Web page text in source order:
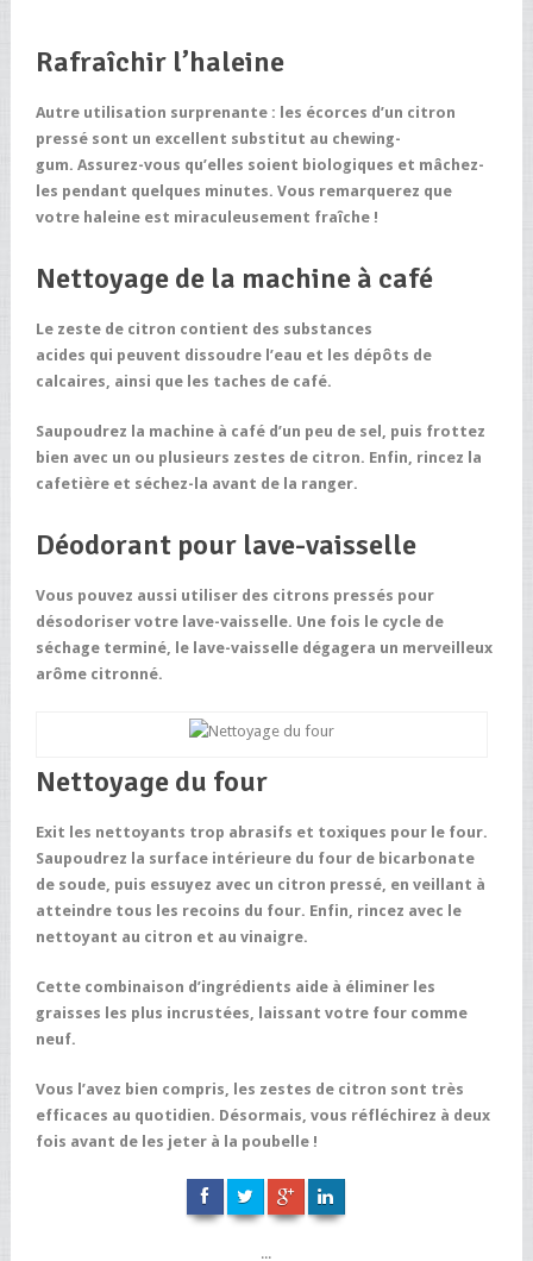
Rafraîchir l’haleine
Autre utilisation surprenante : les écorces d’un citron
pressé sont un excellent substitut au chewing-
gum. Assurez-vous qu’elles soient biologiques et mâchez-
les pendant quelques minutes. Vous remarquerez que
votre haleine est miraculeusement fraîche !
Nettoyage de la machine à café
Le zeste de citron contient des substances
acides qui peuvent dissoudre l’eau et les dépôts de
calcaires, ainsi que les taches de café.
Saupoudrez la machine à café d’un peu de sel, puis frottez
bien avec un ou plusieurs zestes de citron. Enfin, rincez la
cafetière et séchez-la avant de la ranger.
Déodorant pour lave-vaisselle
Vous pouvez aussi utiliser des citrons pressés pour
désodoriser votre lave-vaisselle. Une fois le cycle de
séchage terminé, le lave-vaisselle dégagera un merveilleux
arôme citronné.
Nettoyage du four
Exit les nettoyants trop abrasifs et toxiques pour le four.
Saupoudrez la surface intérieure du four de bicarbonate
de soude, puis essuyez avec un citron pressé, en veillant à
atteindre tous les recoins du four. Enfin, rincez avec le
nettoyant au citron et au vinaigre.
Cette combinaison d’ingrédients aide à éliminer les
graisses les plus incrustées, laissant votre four comme
neuf.
Vous l’avez bien compris, les zestes de citron sont très
efficaces au quotidien. Désormais, vous réfléchirez à deux
fois avant de les jeter à la poubelle !
...